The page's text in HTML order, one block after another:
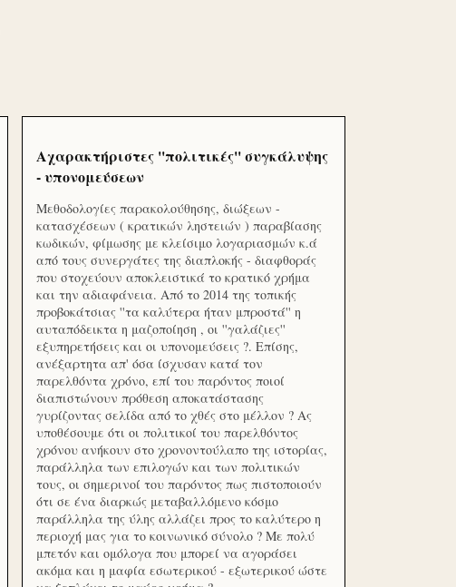
Αχαρακτήριστες ''πολιτικές'' συγκάλυψης
- υπονομεύσεων
Μεθοδολογίες παρακολούθησης, διώξεων -
κατασχέσεων ( κρατικών ληστειών ) παραβίασης
κωδικών, φίμωσης με κλείσιμο λογαριασμών κ.ά
από τους συνεργάτες της διαπλοκής - διαφθοράς
που στοχεύουν αποκλειστικά το κρατικό χρήμα
και την αδιαφάνεια. Από το 2014 της τοπικής
προβοκάτσιας ''τα καλύτερα ήταν μπροστά'' η
αυταπόδεικτα η μαζοποίηση , οι ''γαλάζιες''
εξυπηρετήσεις και οι υπονομεύσεις ?. Επίσης,
ανέξαρτητα απ' όσα ίσχυσαν κατά τον
παρελθόντα χρόνο, επί του παρόντος ποιοί
διαπιστώνουν πρόθεση αποκατάστασης
γυρίζοντας σελίδα από το χθές στο μέλλον ? Ας
υποθέσουμε ότι οι πολιτικοί του παρελθόντος
χρόνου ανήκουν στο χρονοντούλαπο της ιστορίας,
παράλληλα των επιλογών και των πολιτικών
τους, οι σημερινοί του παρόντος πως πιστοποιούν
ότι σε ένα διαρκώς μεταβαλλόμενο κόσμο
παράλληλα της ύλης αλλάζει προς το καλύτερο η
περιοχή μας για το κοινωνικό σύνολο ? Με πολύ
μπετόν και ομόλογα που μπορεί να αγοράσει
ακόμα και η μαφία εσωτερικού - εξωτερικού ώστε